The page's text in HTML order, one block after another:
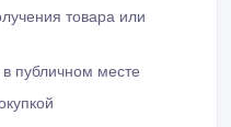
товара или
публичном месте